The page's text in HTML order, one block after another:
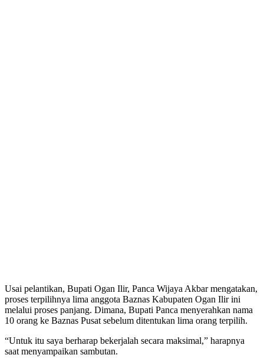
Usai pelantikan, Bupati Ogan Ilir, Panca Wijaya Akbar mengatakan,
proses terpilihnya lima anggota Baznas Kabupaten Ogan Ilir ini
melalui proses panjang. Dimana, Bupati Panca menyerahkan nama
10 orang ke Baznas Pusat sebelum ditentukan lima orang terpilih.
“Untuk itu saya berharap bekerjalah secara maksimal,” harapnya
saat menyampaikan sambutan.